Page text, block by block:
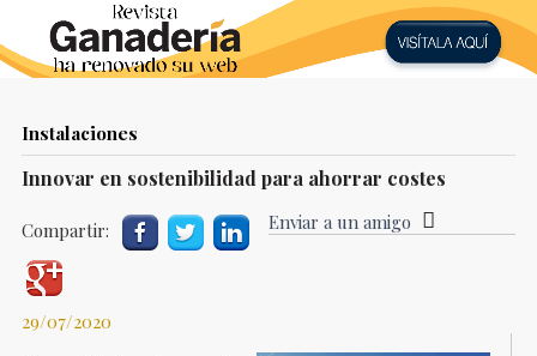
Instalaciones
Innovar en sostenibilidad para ahorrar costes
Compartir: Enviar a un amigo
29/07/2020